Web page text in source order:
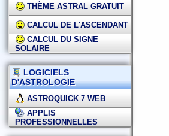
THÈME ASTRAL GRATUIT
CALCUL DE L'ASCENDANT
CALCUL DU SIGNE
SOLAIRE
LOGICIELS
D'ASTROLOGIE
ASTROQUICK 7 WEB
APPLIS
PROFESSIONNELLES